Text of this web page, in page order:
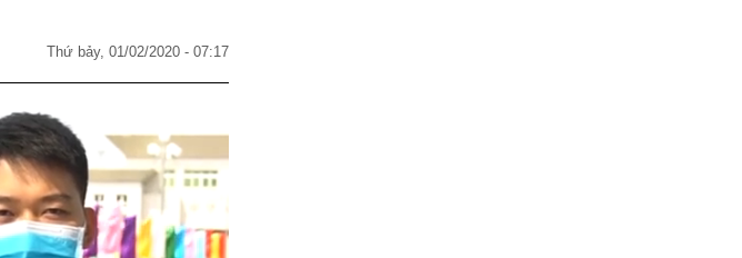
thứ bảy, 01/02/2020 - 07:17